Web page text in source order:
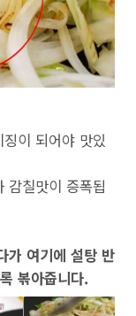
이 되어야 맛있
감칠맛이 증폭됩
가 여기에 설탕 반
볶아줍니다.